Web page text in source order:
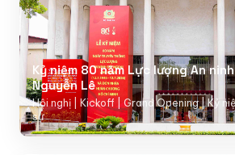
Kỷ niệm 80 năm Lực lượng An
Nguyễn Lê
Hội nghị | Kickoff | Grand Opening | Kỷ
sự